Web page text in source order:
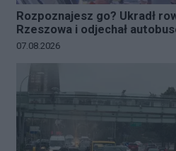
Rozpoznajesz go? Ukradł
Rzeszowa i odjechał
Data dodania galerii:
07.08.2026